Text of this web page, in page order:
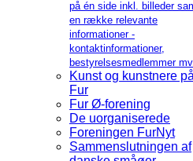
på én side inkl. billeder
en række relevante
informationer -
kontaktinformationer,
bestyrelsesmedlemmer
Kunst og kunstnere på
Fur
Fur Ø-forening
De uorganiserede
Foreningen FurNyt
Sammenslutningen af